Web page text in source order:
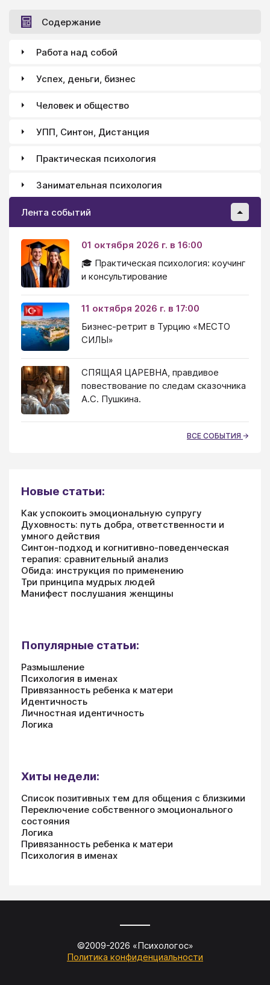
Содержание
Работа над собой
Успех, деньги, бизнес
Человек и общество
УПП, Синтон, Дистанция
Практическая психология
Занимательная психология
Лента событий
01 октября 2026 г. в 16:00
🎓 Практическая психология: коучинг
и консультирование
11 октября 2026 г. в 17:00
Бизнес-ретрит в Турцию «МЕСТО
СИЛЫ»
СПЯЩАЯ ЦАРЕВНА, правдивое
повествование по следам сказочника
А.С. Пушкина.
ВСЕ СОБЫТИЯ
Новые статьи:
Как успокоить эмоциональную супругу
Духовность: путь добра, ответственности и
умного действия
Синтон-подход и когнитивно-поведенческая
терапия: сравнительный анализ
Обида: инструкция по применению
Три принципа мудрых людей
Манифест послушания женщины
Популярные статьи:
Размышление
Психология в именах
Привязанность ребенка к матери
Идентичность
Личностная идентичность
Логика
Хиты недели:
Список позитивных тем для общения с близкими
Переключение собственного эмоционального
состояния
Логика
Привязанность ребенка к матери
Психология в именах
©2009-2026 «Психологос»
Политика конфиденциальности